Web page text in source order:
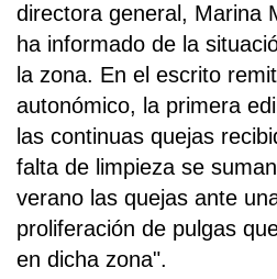
directora general, Marina
ha informado de la
la zona. En el escrito
autonómico, la primera
las continuas quejas
falta de limpieza se
verano las quejas ante
proliferación de pulgas
en dicha zona".